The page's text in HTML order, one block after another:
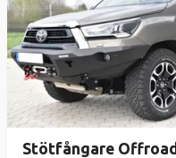
Stötfångare Offroad